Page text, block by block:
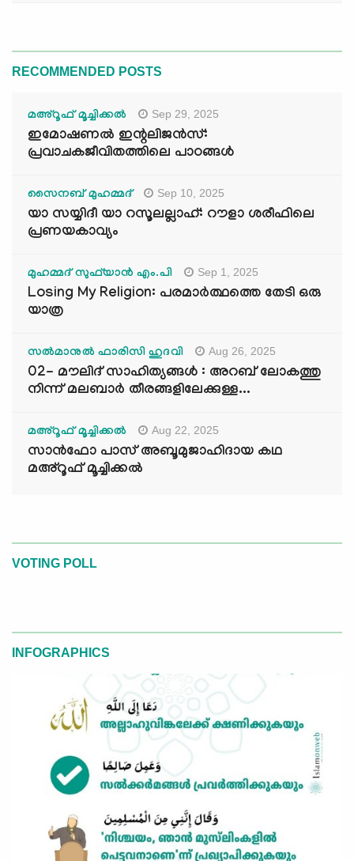
RECOMMENDED POSTS
മഅ്റൂഫ് മൂച്ചിക്കല്‍ Sep 29, 2025
ഇമോഷണൽ ഇന്റലിജൻസ്:
പ്രവാചകജീവിതത്തിലെ പാഠങ്ങൾ
സൈനബ് മുഹമ്മദ് Sep 10, 2025
യാ സയ്യിദീ യാ റസൂലല്ലാഹ്: റൗളാ ശരീഫിലെ
പ്രണയകാവ്യം
മുഹമ്മദ് സുഫ്‌യാൻ എം.പി Sep 1, 2025
Losing My Religion: പരമാർത്ഥത്തെ തേടി ഒരു
യാത്ര
സൽമാനുൽ ഫാരിസി ഹുദവി Aug 26, 2025
02- മൗലിദ് സാഹിത്യങ്ങൾ : അറബ് ലോകത്തു
നിന്ന് മലബാർ തീരങ്ങളിലേക്കുള്ള...
മഅ്റൂഫ് മൂച്ചിക്കല്‍ Aug 22, 2025
സാൻഫോ പാസ് അബൂമുജാഹിദായ കഥ
മഅ്റൂഫ് മൂച്ചിക്കല്‍
VOTING POLL
INFOGRAPHICS